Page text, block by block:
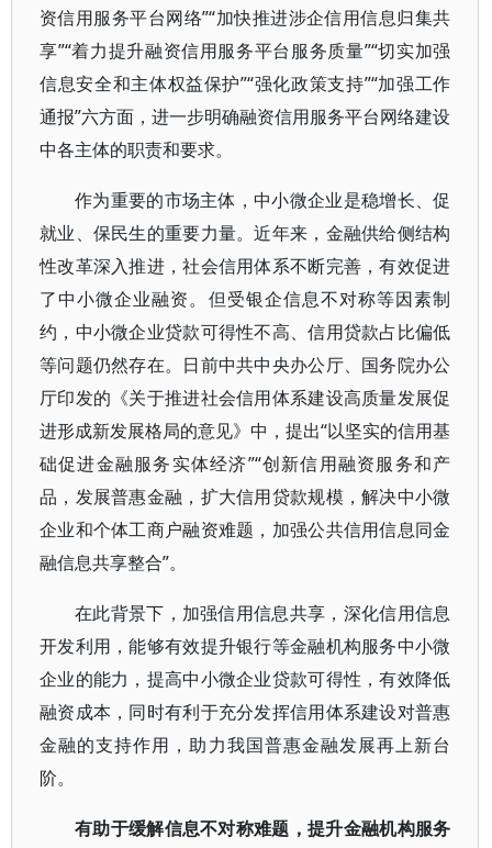
资信用服务平台网络”“加快推进涉企信用信息归集共
享”“着力提升融资信用服务平台服务质量”“切实加强
信息安全和主体权益保护”“强化政策支持”“加强工作
通报”六方面，进一步明确融资信用服务平台网络建设
中各主体的职责和要求。
作为重要的市场主体，中小微企业是稳增长、促
就业、保民生的重要力量。近年来，金融供给侧结构
性改革深入推进，社会信用体系不断完善，有效促进
了中小微企业融资。但受银企信息不对称等因素制
约，中小微企业贷款可得性不高、信用贷款占比偏低
等问题仍然存在。日前中共中央办公厅、国务院办公
厅印发的《关于推进社会信用体系建设高质量发展促
进形成新发展格局的意见》中，提出“以坚实的信用基
础促进金融服务实体经济”“创新信用融资服务和产
品，发展普惠金融，扩大信用贷款规模，解决中小微
企业和个体工商户融资难题，加强公共信用信息同金
融信息共享整合”。
在此背景下，加强信用信息共享，深化信用信息
开发利用，能够有效提升银行等金融机构服务中小微
企业的能力，提高中小微企业贷款可得性，有效降低
融资成本，同时有利于充分发挥信用体系建设对普惠
金融的支持作用，助力我国普惠金融发展再上新台
阶。
有助于缓解信息不对称难题，提升金融机构服务